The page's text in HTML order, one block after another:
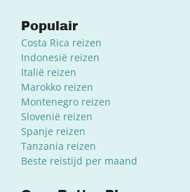
Populair
Costa Rica reizen
Indonesië reizen
Italië reizen
Marokko reizen
Montenegro reizen
Slovenië reizen
Spanje reizen
Tanzania reizen
Beste reistijd per maand